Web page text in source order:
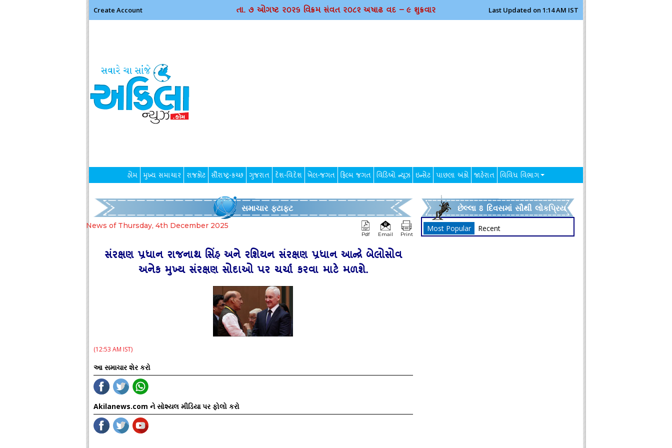
Create Account તા. ૭ ઓગષ્ટ ર૦ર૬ વિક્રમ સંવત ર૦૮૨ અષાઢ વદ – ૯ શુક્રવાર Last Updated on 1:14 AM IST
હોમ મુખ્ય સમાચાર રાજકોટ સૌરાષ્ટ્ર-કચ્છ ગુજરાત દેશ-વિદેશ ખેલ-જગત ફિલ્મ જગત વિડિઓ ન્યૂઝ ઇન્સેટ પાછલા અંકો જાહેરાત વિવિધ વિભાગ
સમાચાર ફટાફટ
News of Thursday, 4th December 2025
Pdf Email Print
સંરક્ષણ પ્રધાન રાજનાથ સિંહ અને રશિયન સંરક્ષણ પ્રધાન આન્દ્રે બેલોસોવ
અનેક મુખ્ય સંરક્ષણ સોદાઓ પર ચર્ચા કરવા માટે મળશે.
(12:53 AM IST)
આ સમાચાર શેર કરો
Akilanews.com ને સોશ્યલ મીડિયા પર ફોલો કરો
છેલ્લા 8 દિવસમાં સૌથી લોકપ્રિય
Most Popular Recent